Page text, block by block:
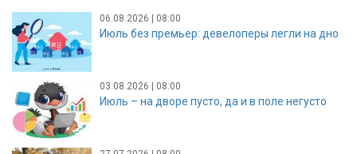
06.08.2026 | 08:00
Июль без премьер: девелоперы легли на дно
03.08.2026 | 08:00
Июль – на дворе пусто, да и в поле негусто